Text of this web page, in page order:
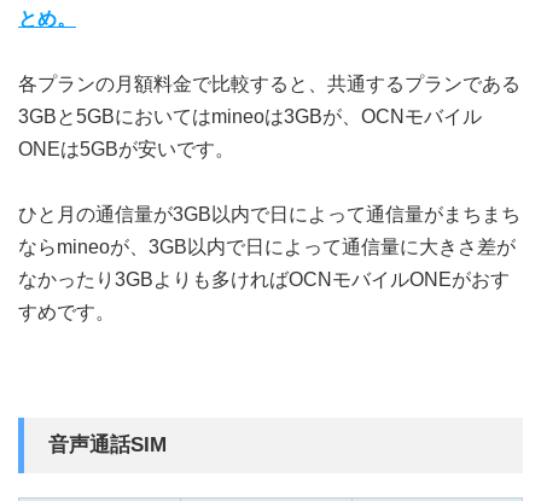
とめ。
各プランの月額料金で比較すると、共通するプランである
3GBと5GBにおいてはmineoは3GBが、OCNモバイル
ONEは5GBが安いです。
ひと月の通信量が3GB以内で日によって通信量がまちまち
ならmineoが、3GB以内で日によって通信量に大きさ差が
なかったり3GBよりも多ければOCNモバイルONEがおす
すめです。
音声通話SIM